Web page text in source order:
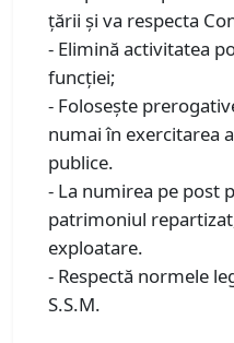
ţării şi va respecta
- Elimină activitatea
funcţiei;
- Foloseşte
numai în exercitarea
publice.
- La numirea pe post
patrimoniul
exploatare.
- Respectă normele
S.S.M.